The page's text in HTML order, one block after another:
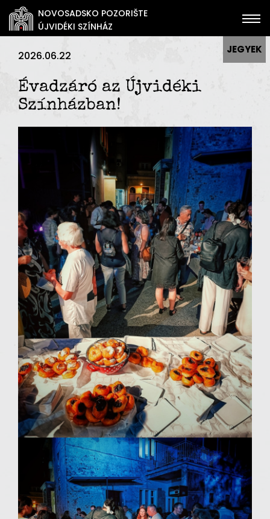
NOVOSADSKO POZORIŠTE
ÚJVIDÉKI SZÍNHÁZ
JEGYEK
2026.06.22
Évadzáró az Újvidéki
Színházban!